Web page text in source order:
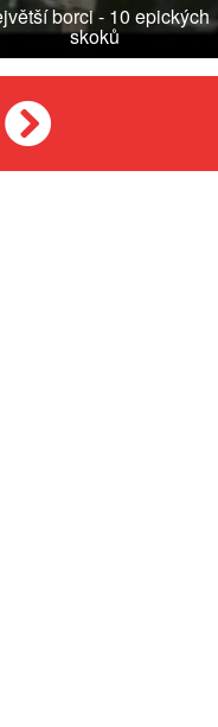
borci - 10 epických
skoků